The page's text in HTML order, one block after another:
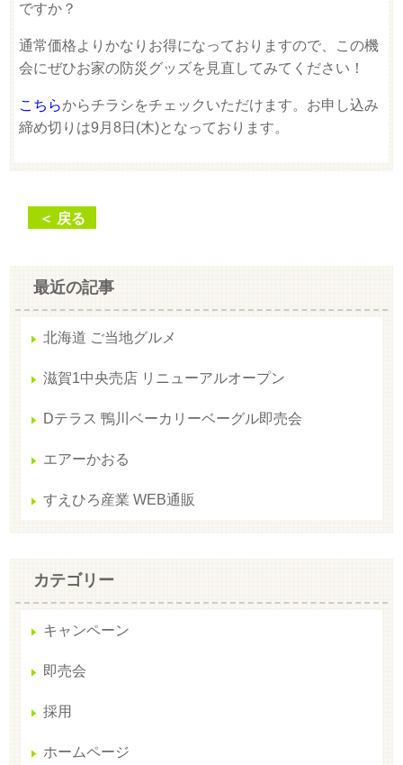
ですか？
通常価格よりかなりお得になっておりますので、この機
会にぜひお家の防災グッズを見直してみてください！
こちらからチラシをチェックいただけます。お申し込み
締め切りは9月8日(木)となっております。
＜ 戻る
最近の記事
北海道 ご当地グルメ
滋賀1中央売店 リニューアルオープン
Dテラス 鴨川ベーカリーベーグル即売会
エアーかおる
すえひろ産業 WEB通販
カテゴリー
キャンペーン
即売会
採用
ホームページ